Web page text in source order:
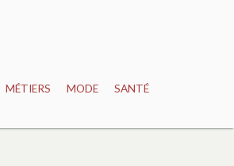
MÉTIERS MODE SANTÉ